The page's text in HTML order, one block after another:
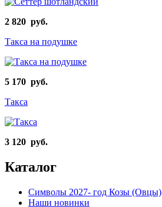
2 820 руб.
Такса на подушке
5 170 руб.
Такса
3 120 руб.
Каталог
Символы 2027- год Козы (Овцы)
Наши новинки